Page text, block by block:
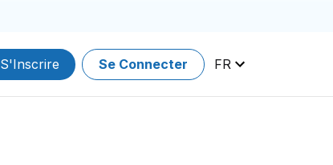
S'Inscrire Se Connecter FR